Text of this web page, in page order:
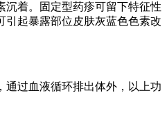
沉着。固定型药疹可留下特征性
引起暴露部位皮肤灰蓝色色素改
通过血液循环排出体外，以上功